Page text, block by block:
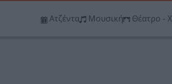
Ατζέντα Μουσική Θέατρο -